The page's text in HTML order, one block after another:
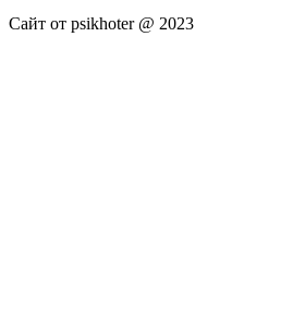
Сайт от psikhoter @ 2023